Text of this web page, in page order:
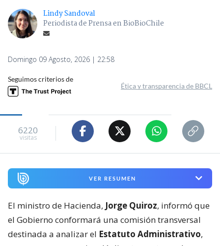
Lindy Sandoval
Periodista de Prensa en BioBioChile
Domingo 09 Agosto, 2026 | 22:58
Seguimos criterios de
Ética y transparencia de BBCL
6220
visitas
VER RESUMEN
El ministro de Hacienda, Jorge Quiroz, informó que
el Gobierno conformará una comisión transversal
destinada a analizar el Estatuto Administrativo,